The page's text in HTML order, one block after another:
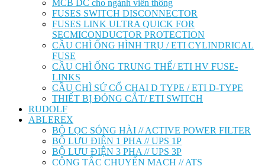
MCB DC cho ngành viễn thông
FUSES SWITCH DISCONNECTOR
FUSES LINK ULTRA QUICK FOR
SECMICONDUCTOR PROTECTION
CẦU CHÌ ỐNG HÌNH TRỤ / ETI CYLINDRICAL
FUSE
CẦU CHÌ ỐNG TRUNG THẾ/ ETI HV FUSE-
LINKS
CẦU CHÌ SỨ CỔ CHAI D TYPE / ETI D-TYPE
THIẾT BỊ ĐÓNG CẮT/ ETI SWITCH
RUDOLF
ABLEREX
BỘ LỌC SÓNG HÀI // ACTIVE POWER FILTER
BỘ LƯU ĐIỆN 1 PHA // UPS 1P
BỘ LƯU ĐIỆN 3 PHA // UPS 3P
CÔNG TẮC CHUYỂN MẠCH // ATS